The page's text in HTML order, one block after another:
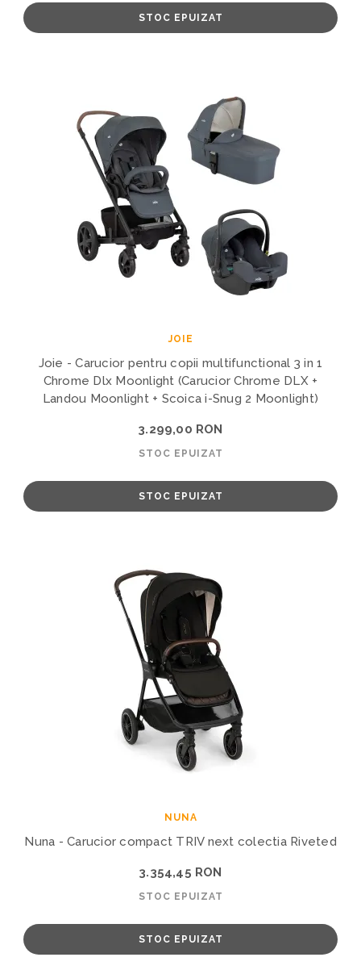
STOC EPUIZAT
JOIE
Joie - Carucior pentru copii multifunctional 3 in 1
Chrome Dlx Moonlight (Carucior Chrome DLX +
Landou Moonlight + Scoica i-Snug 2 Moonlight)
3.299,00 RON
STOC EPUIZAT
STOC EPUIZAT
NUNA
Nuna - Carucior compact TRIV next colectia Riveted
3.354,45 RON
STOC EPUIZAT
STOC EPUIZAT